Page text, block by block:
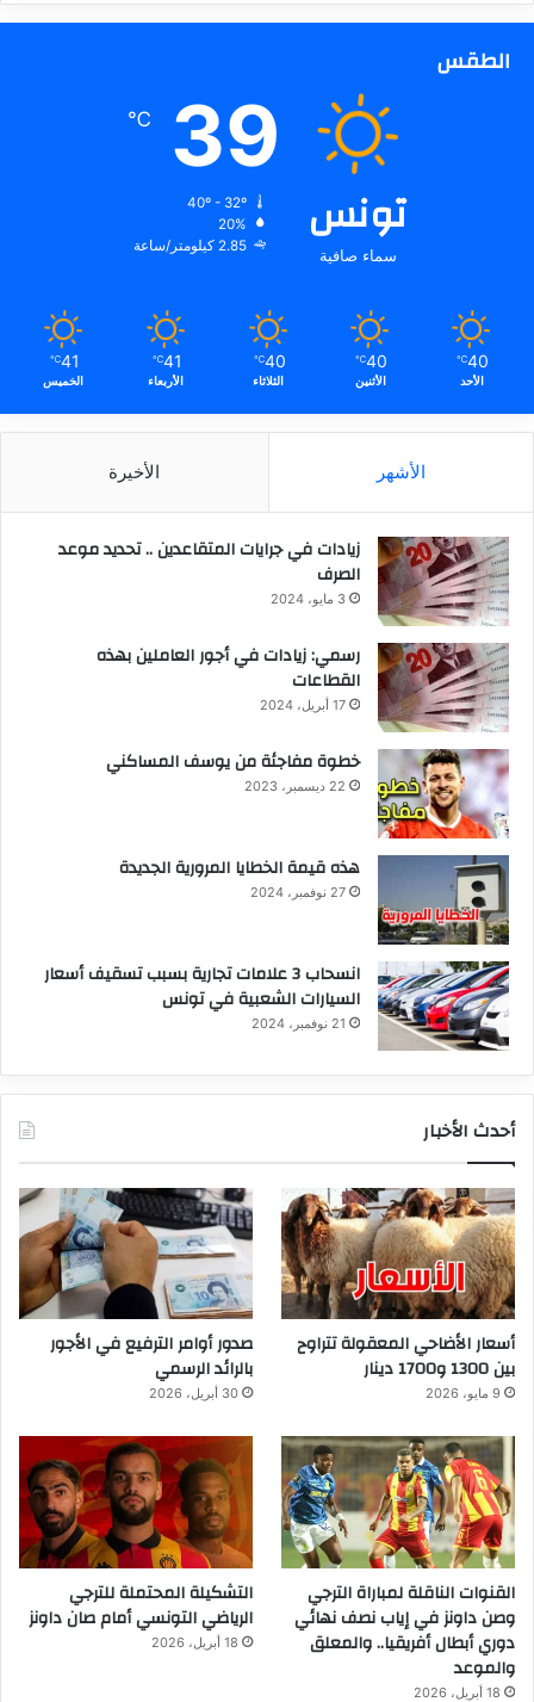
الطقس
تونس
سماء صافية
39
℃
20%
2.85 كيلومتر/ساعة
40
℃
الأحد
40
℃
الأثنين
40
℃
الثلاثاء
41
℃
الأربعاء
41
℃
الخميس
الأشهر الأخيرة
زيادات في جرايات المتقاعدين .. تحديد موعد
الصرف
3 مايو، 2024
رسمي: زيادات في أجور العاملين بهذه
القطاعات
17 أبريل، 2024
خطوة مفاجئة من يوسف المساكني
22 ديسمبر، 2023
هذه قيمة الخطايا المرورية الجديدة
27 نوفمبر، 2024
انسحاب 3 علامات تجارية بسبب تسقيف أسعار
السيارات الشعبية في تونس
21 نوفمبر، 2024
أحدث الأخبار
أسعار الأضاحي المعقولة تتراوح
بين 1300 و1700 دينار
9 مايو، 2026
صدور أوامر الترفيع في الأجور
بالرائد الرسمي
30 أبريل، 2026
القنوات الناقلة لمباراة الترجي
وصن داونز في إياب نصف نهائي
دوري أبطال أفريقيا.. والمعلق
والموعد
18 أبريل، 2026
التشكيلة المحتملة للترجي
الرياضي التونسي أمام صان داونز
18 أبريل، 2026